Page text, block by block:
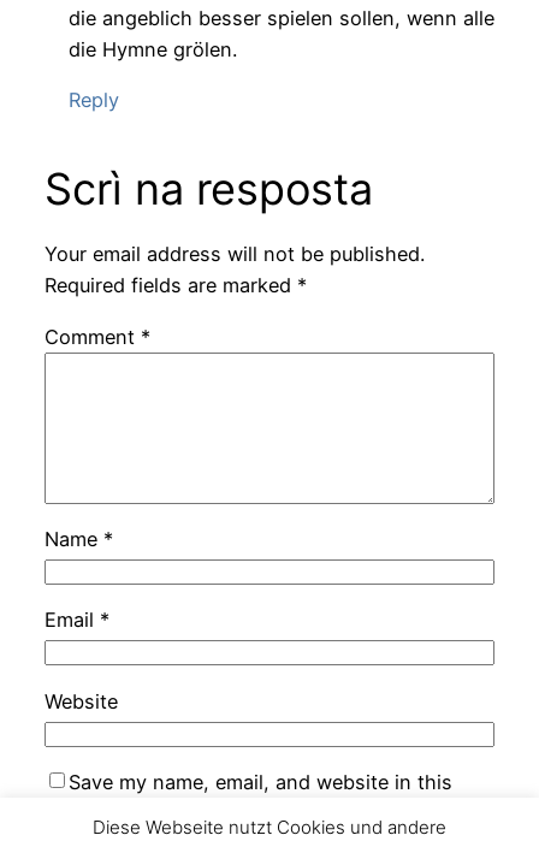
die angeblich besser spielen sollen, wenn alle
die Hymne grölen.
Reply
Scrì na resposta
Your email address will not be published.
Required fields are marked *
Comment *
Name *
Email *
Website
Save my name, email, and website in this
Diese Webseite nutzt Cookies und andere